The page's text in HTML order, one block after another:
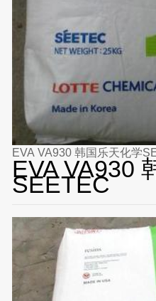
EVA VA930 韩国乐天化学
EVA VA930
SEETEC